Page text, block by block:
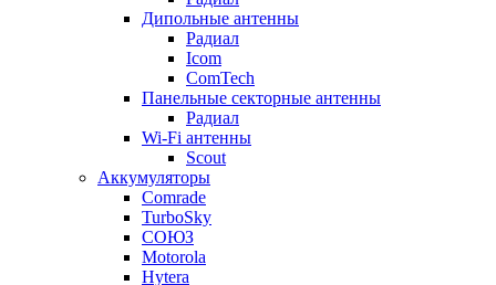
Дипольные антенны
Радиал
Icom
ComTech
Панельные секторные антенны
Радиал
Wi-Fi антенны
Scout
Аккумуляторы
Comrade
TurboSky
СОЮЗ
Motorola
Hytera